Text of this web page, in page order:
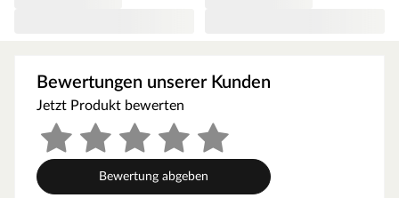
Bewertungen unserer Kunden
Jetzt Produkt bewerten
Bewertung abgeben